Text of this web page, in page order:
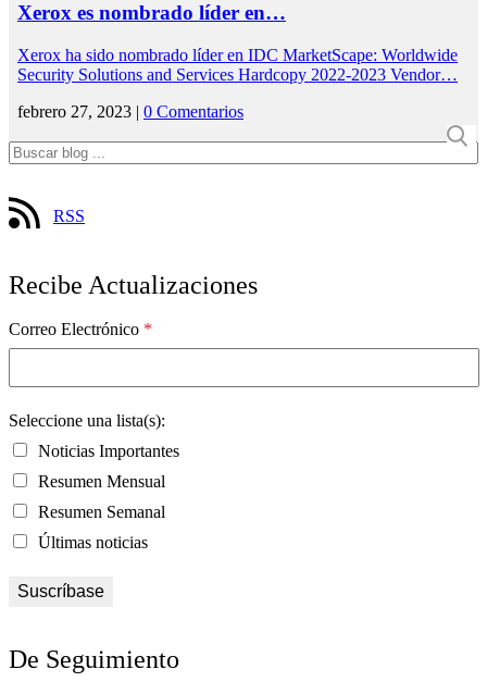
Xerox es nombrado líder en…
Xerox ha sido nombrado líder en IDC MarketScape: Worldwide
Security Solutions and Services Hardcopy 2022-2023 Vendor…
febrero 27, 2023 | 0 Comentarios
RSS
Recibe Actualizaciones
Correo Electrónico *
Seleccione una lista(s):
Noticias Importantes
Resumen Mensual
Resumen Semanal
Últimas noticias
De Seguimiento